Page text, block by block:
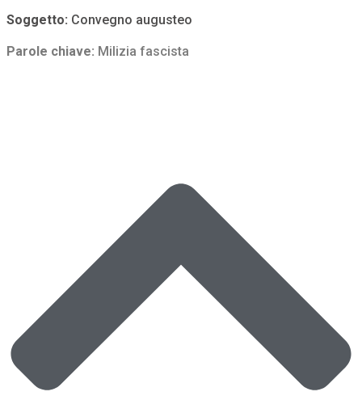
Soggetto: Convegno augusteo
Parole chiave: Milizia fascista